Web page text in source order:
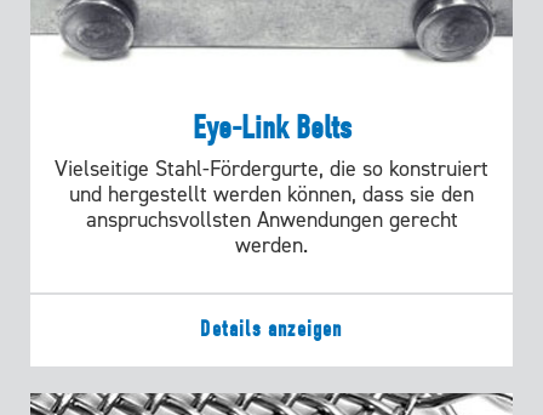
Eye-Link Belts
Vielseitige Stahl-Fördergurte, die so konstruiert
und hergestellt werden können, dass sie den
anspruchsvollsten Anwendungen gerecht
werden.
Details anzeigen